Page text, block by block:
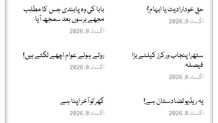
حقِ خودارادیت یا ابہام؟
اگست 9, 2026
بابا کی وہ پابندی جس کا مطلب
مجھے برسوں بعد سمجھ آیا
اگست 8, 2026
ستھرا پنجاب ورکرز کیلئے بڑا
فیصلہ
اگست 8, 2026
روتے ہوئے عوام اچھے لگتے ہیں!
اگست 8, 2026
یہ ریڈیو تضادستان ہے!
اگست 8, 2026
گھر تو آخر اپنا ہے
اگست 8, 2026